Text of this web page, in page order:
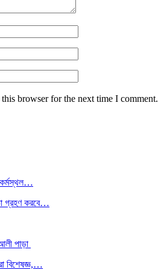
browser for the next time I comment.
কর্মস্থল…
গ্রহণ করবে…
পাড়া
বিশেষজ্ঞ,…